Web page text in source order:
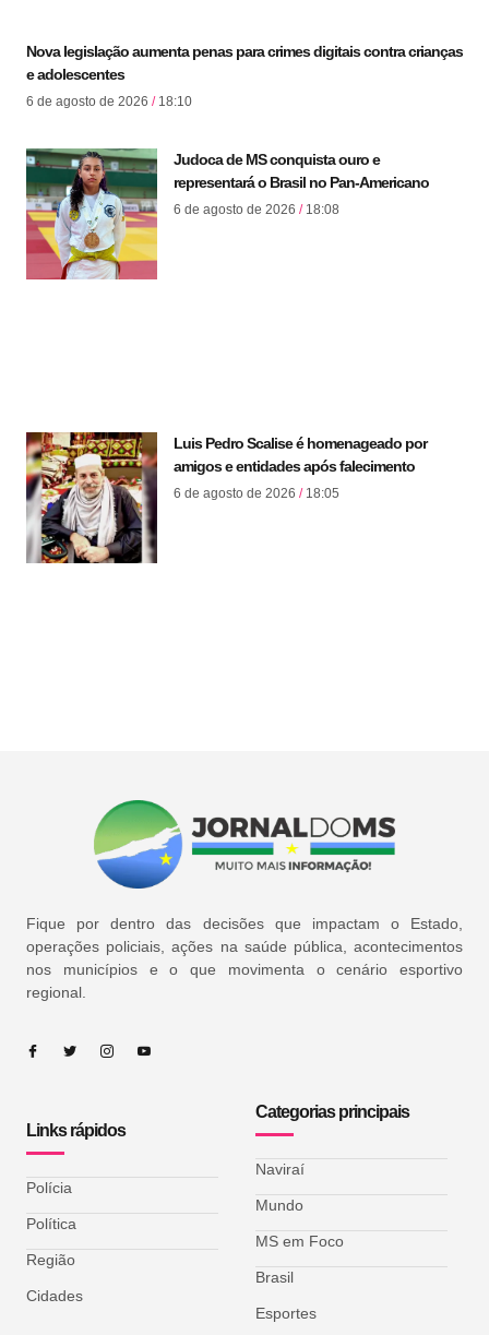
Nova legislação aumenta penas para crimes digitais contra crianças
e adolescentes
6 de agosto de 2026 18:10
Judoca de MS conquista ouro e
representará o Brasil no Pan-Americano
6 de agosto de 2026 18:08
Luis Pedro Scalise é homenageado por
amigos e entidades após falecimento
6 de agosto de 2026 18:05
Fique por dentro das decisões que impactam o Estado,
operações policiais, ações na saúde pública, acontecimentos
nos municípios e o que movimenta o cenário esportivo
regional.
Links rápidos
Polícia
Política
Região
Cidades
Categorias principais
Naviraí
Mundo
MS em Foco
Brasil
Esportes